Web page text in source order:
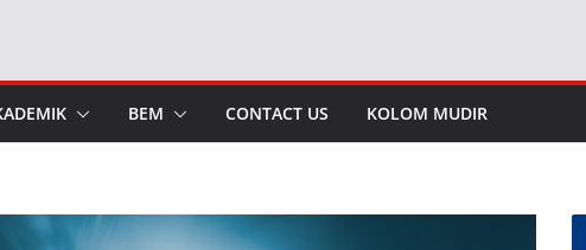
BEM CONTACT US KOLOM MUDIR